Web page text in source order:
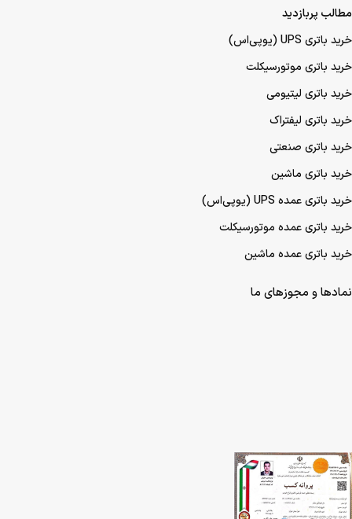
مطالب پربازدید
خرید باتری UPS (یو‌پی‌اس)
خرید باتری موتورسیکلت
خرید باتری لیتیومی
خرید باتری لیفتراک
خرید باتری صنعتی
خرید باتری ماشین
خرید باتری عمده UPS (یو‌پی‌اس)
خرید باتری عمده موتورسیکلت
خرید باتری عمده ماشین
نمادها و مجوزهای ما